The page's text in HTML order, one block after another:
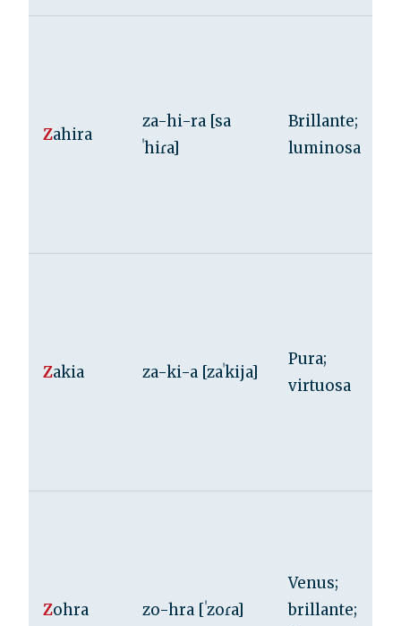
Zahira
za-hi-ra [sa
ˈhiɾa]
Brillante;
luminosa
Zakia za-ki-a [zaˈkija]
Pura;
virtuosa
Zohra zo-hra [ˈzoɾa]
Venus;
brillante;